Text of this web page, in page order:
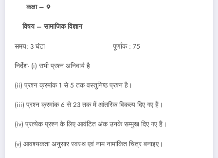
कक्षा – 9
विषय – सामाजिक विज्ञान
समय: 3 घंटा पूर्णांक : 75
निर्देश- (i) सभी प्रश्न अनिवार्य है
(ii) प्रश्न क्रमांक 1 से 5 तक वस्तुनिष्ठ प्रश्न है।
(iii) प्रश्न क्रमांक 6 से 23 तक में आंतरिक विकल्प दिए गए हैं।
(iv) प्रत्येक प्रश्न के लिए आवंटित अंक उनके सम्मुख दिए गए हैं।
(v) आवश्यकता अनुसार स्वस्थ एवं नाम नामांकित चित्र बनाइए।